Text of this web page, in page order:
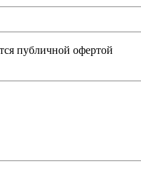
публичной офертой